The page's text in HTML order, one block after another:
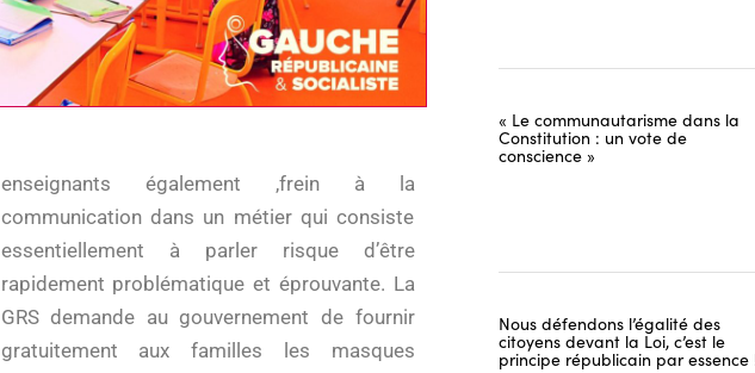
enseignants également ,frein à la
communication dans un métier qui consiste
essentiellement à parler risque d’être
rapidement problématique et éprouvante. La
GRS demande au gouvernement de fournir
gratuitement aux familles les masques
« Le communautarisme dans la
Constitution : un vote de
conscience »
Nous défendons l’égalité des
citoyens devant la Loi, c’est le
principe républicain par essence